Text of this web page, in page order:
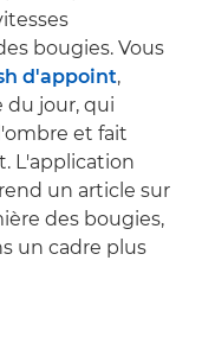
bougies. Vous
d'appoint,
du jour, qui
et fait
L'application
un article sur
des bougies,
un cadre plus